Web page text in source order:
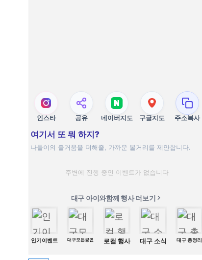
인스타 공유 네이버지도 구글지도 주소복사
여기서 또 뭐 하지?
나들이의 즐거움을 더해줄, 가까운 볼거리를 제안합니다.
주변에 진행 중인 이벤트가 없습니다
대구 아이와함께 행사 더보기
인기이벤트 대구모든공연 로컬 행사 대구 소식 대구 총정리